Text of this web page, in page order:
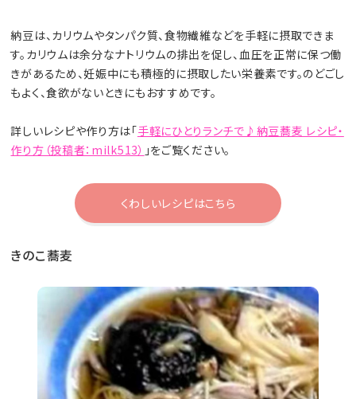
納豆は、カリウムやタンパク質、食物繊維などを手軽に摂取できま
す。カリウムは余分なナトリウムの排出を促し、血圧を正常に保つ働
きがあるため、妊娠中にも積極的に摂取したい栄養素です。のどごし
もよく、食欲がないときにもおすすめです。
詳しいレシピや作り方は「手軽にひとりランチで♪納豆蕎麦 レシピ・
作り方（投稿者：milk513） 」をご覧ください。
くわしいレシピはこちら
きのこ蕎麦